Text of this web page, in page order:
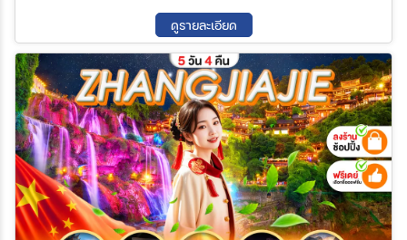
06 ก.ย. 69 - 09 ก.ย. 69
14 ก.ย. 69 - 17 ก.ย. 69
18 ก.ย. 69 - 21 ก.ย. 69
21 ก.ย. 69 - 24 ก.ย. 69
24 ก.ย. 69 - 27 ก.ย. 69
27 ก.ย. 69 - 30 ก.ย. 69
29 ก.ย. 69 - 02 ต.ค. 69
02 ต.ค. 69 - 05 ต.ค. 69
05 ต.ค. 69 - 08 ต.ค. 69
10 ต.ค. 69 - 13 ต.ค. 69
14 ต.ค. 69 - 17 ต.ค. 69
18 ต.ค. 69 - 21 ต.ค. 69
ดูรายละเอียด